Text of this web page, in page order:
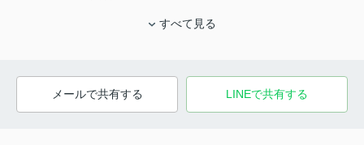
すべて見る
メールで共有する LINEで共有する